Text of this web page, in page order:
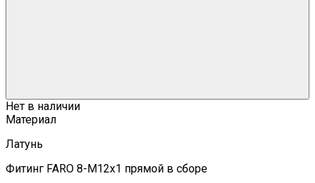
Нет в наличии
Материал
Латунь
Фитинг FARO 8-М12х1 прямой в сборе